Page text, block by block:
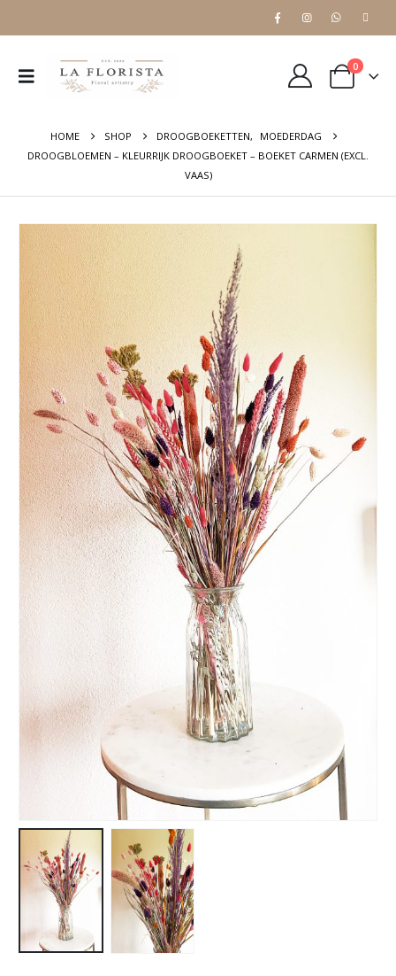
0
HOME SHOP DROOGBOEKETTEN,
MOEDERDAG
DROOGBLOEMEN – KLEURRIJK DROOGBOEKET – BOEKET CARMEN (EXCL.
VAAS)